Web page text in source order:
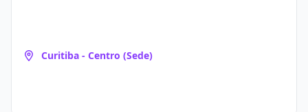
Curitiba - Centro (Sede)